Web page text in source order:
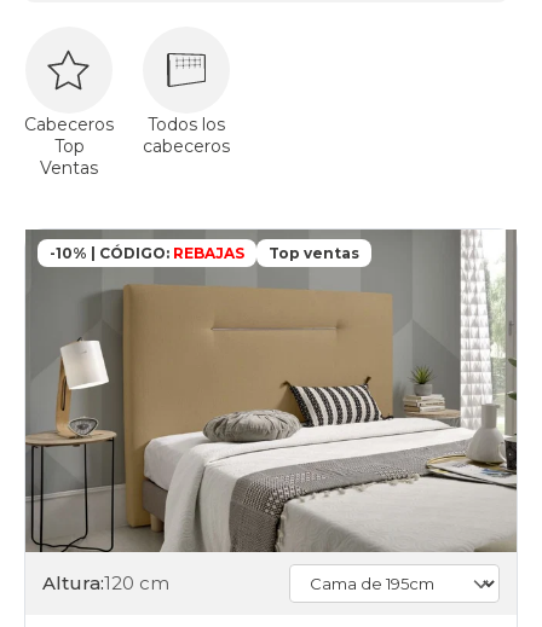
Cabeceros
Top
Ventas
Todos los
cabeceros
-10% | CÓDIGO: REBAJAS Top ventas
Altura:120 cm